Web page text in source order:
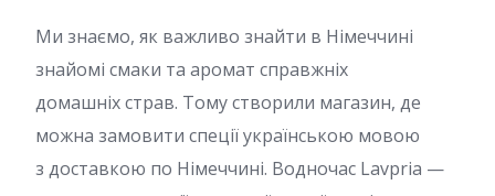
Ми знаємо, як важливо знайти в Німеччині
знайомі смаки та аромат справжніх
домашніх страв. Тому створили магазин, де
можна замовити спеції українською мовою
з доставкою по Німеччині. Водночас Lavpria —